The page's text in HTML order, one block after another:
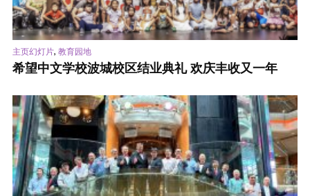
主页幻灯片, 教育园地
希望中文学校波城校区结业典礼 欢庆丰收又一年